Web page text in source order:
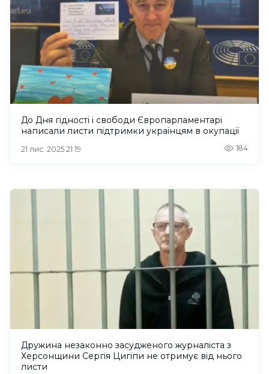
До Дня гідності і свободи Європарламентарі
написали листи підтримки українцям в окупації
21 лис. 2025 21:19 184
Дружина незаконно засудженого журналіста з
Херсонщини Сергія Цигіпи не отримує від нього
листи